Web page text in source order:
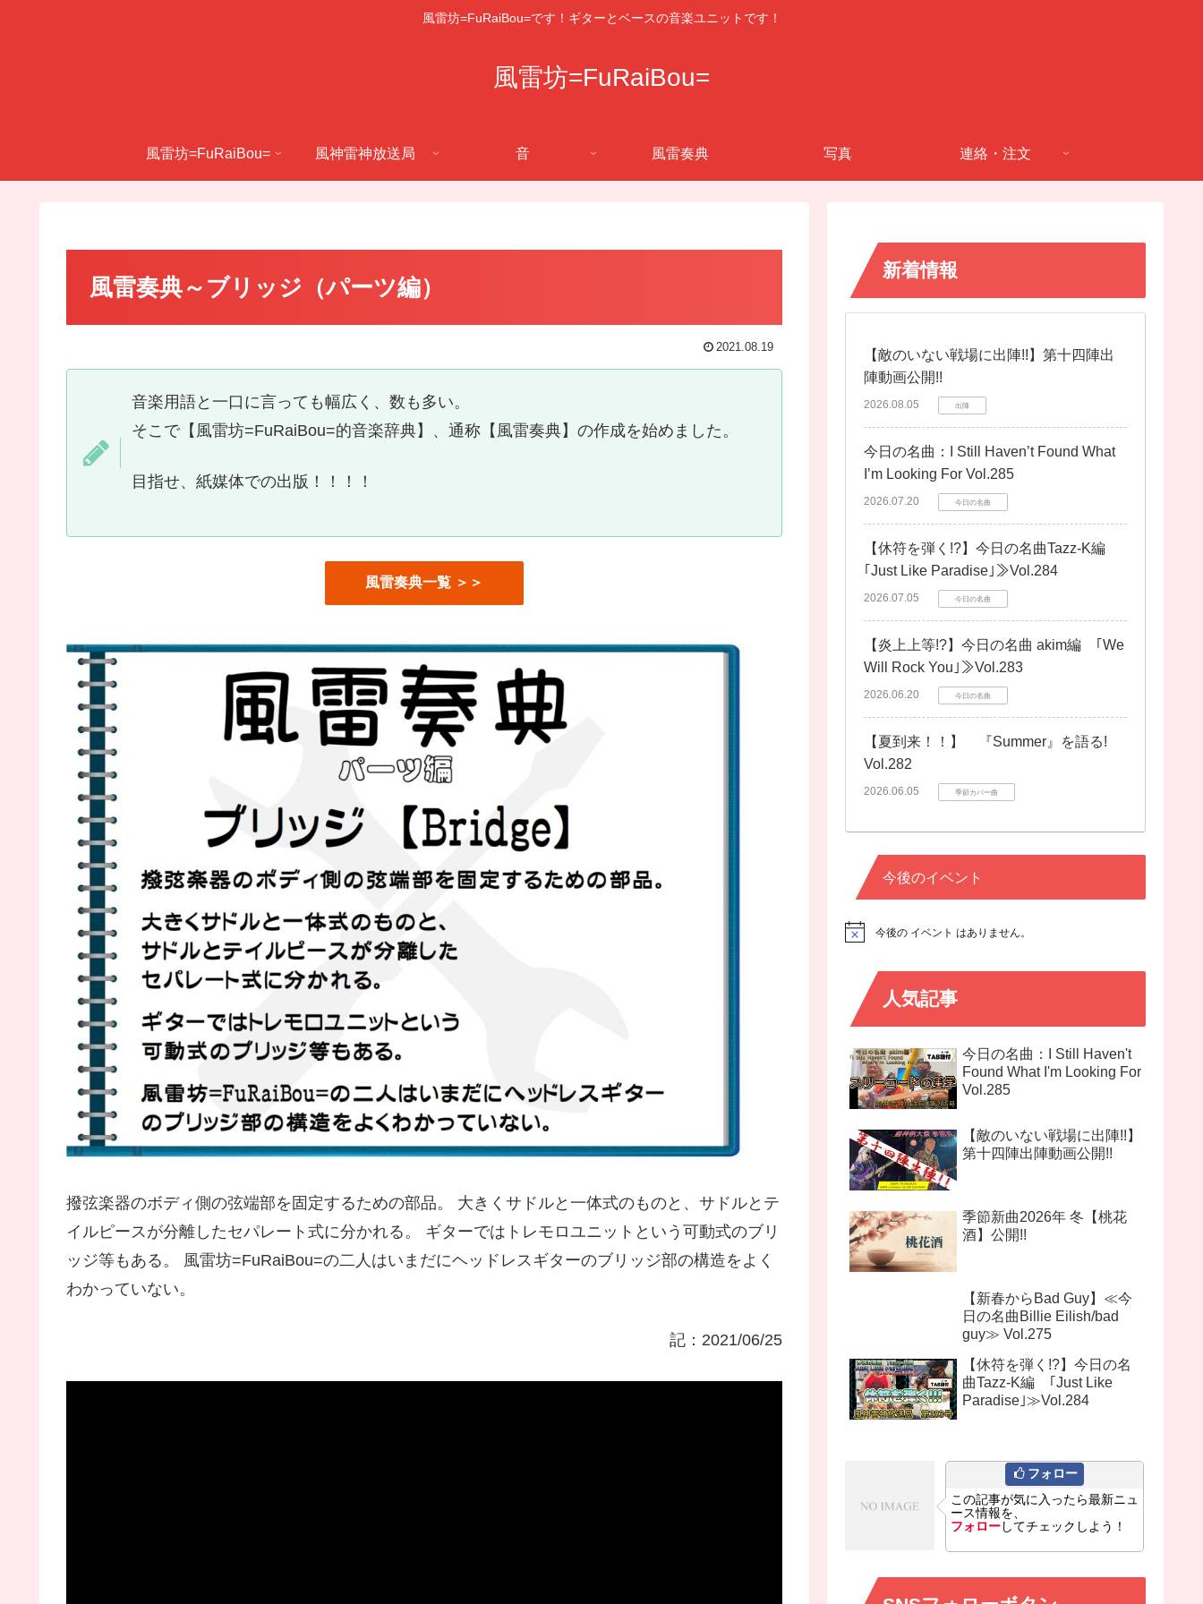
風雷坊=FuRaiBou=です！ギターとベースの音楽ユニットです！
風雷坊=FuRaiBou=
風雷坊=FuRaiBou= 風神雷神放送局 音 風雷奏典 写真 連絡・注文
風雷奏典～ブリッジ（パーツ編）
2021.08.19
音楽用語と一口に言っても幅広く、数も多い。
そこで【風雷坊=FuRaiBou=的音楽辞典】、通称【風雷奏典】の作成を始めました。
目指せ、紙媒体での出版！！！！
風雷奏典一覧 ＞＞
撥弦楽器のボディ側の弦端部を固定するための部品。 大きくサドルと一体式のものと、サドルとテ
イルピースが分離したセパレート式に分かれる。 ギターではトレモロユニットという可動式のブリ
ッジ等もある。 風雷坊=FuRaiBou=の二人はいまだにヘッドレスギターのブリッジ部の構造をよく
わかっていない。
記：2021/06/25
新着情報
【敵のいない戦場に出陣!!】第十四陣出
陣動画公開!!
2026.08.05 出陣
今日の名曲：I Still Haven’t Found What
I’m Looking For Vol.285
2026.07.20 今日の名曲
【休符を弾く!?】今日の名曲Tazz-K編
｢Just Like Paradise｣≫Vol.284
2026.07.05 今日の名曲
【炎上上等!?】今日の名曲 akim編 ｢We
Will Rock You｣≫Vol.283
2026.06.20 今日の名曲
【夏到来！！】 『Summer』を語る!
Vol.282
2026.06.05 季節カバー曲
今後のイベント
N
今後の イベント はありません。
人気記事
今日の名曲：I Still Haven't
Found What I'm Looking For
Vol.285
【敵のいない戦場に出陣!!】
第十四陣出陣動画公開!!
季節新曲2026年 冬【桃花
酒】公開!!
【新春からBad Guy】≪今
日の名曲Billie Eilish/bad
guy≫ Vol.275
【休符を弾く!?】今日の名
曲Tazz-K編 ｢Just Like
Paradise｣≫Vol.284
フォロー
この記事が気に入ったら最新ニュ
ース情報を、
フォローしてチェックしよう！